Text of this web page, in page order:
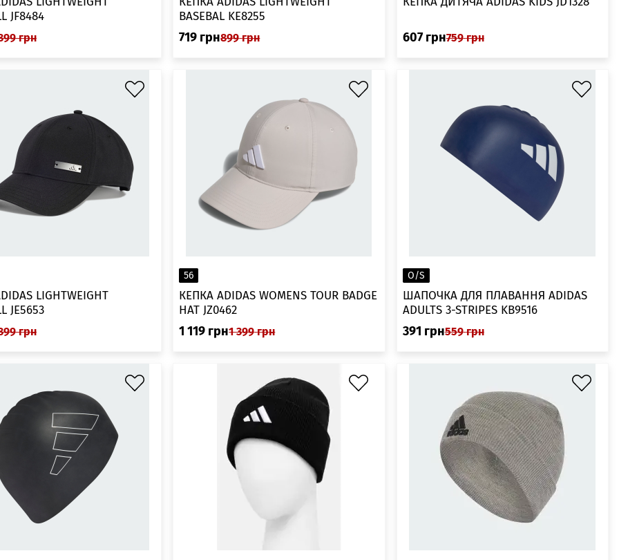
JF8484
грн
BASEBAL KE8255
719 грн899 грн 607 грн759 грн
LIGHTWEIGHT
JE5653
грн
56
КЕПКА ADIDAS WOMENS TOUR BADGE
HAT JZ0462
1 119 грн1 399 грн
O/S
ШАПОЧКА ДЛЯ ПЛАВАННЯ ADIDAS
ADULTS 3-STRIPES KB9516
391 грн559 грн